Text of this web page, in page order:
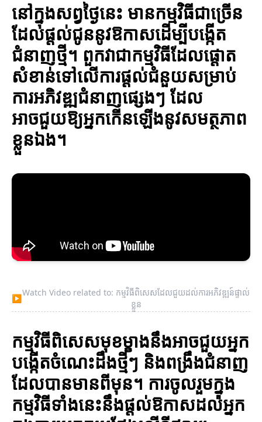
នៅក្នុងសព្វថ្ងៃនេះ មានកម្មវិធីជាច្រើន
ដែលផ្តល់ជូននូវឱកាសដើម្បីបង្កើត
ជំនាញថ្មី។ ពួកវាជាកម្មវិធីដែលផ្តោត
សំខាន់ទៅលើការផ្ដល់ជំនួយសម្រាប់
ការអភិវឌ្ឍជំនាញផ្សេងៗ ដែល
អាចជួយឱ្យអ្នកកើនឡើងនូវសមត្ថភាព
ខ្លួនឯង។
▶
Watch Video related to: កម្មវិធីពិសេសដែលជួយដល់ការអភិវឌ្ឍន៍ផ្ទាល់
ខ្លួន
កម្មវិធីពិសេសមុខម្ខាងនឹងអាចជួយអ្នក
បង្កើតចំណេះដឹងថ្មីៗ និងពង្រឹងជំនាញ
ដែលបានមានពីមុន។ ការចូលរួមក្នុង
កម្មវិធីទាំងនេះនឹងផ្តល់ឱកាសដល់អ្នក